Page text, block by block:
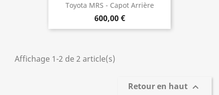
Toyota MRS - Capot Arrière
600,00 €
Affichage 1-2 de 2 article(s)
Retour en haut 